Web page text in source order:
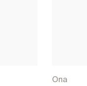
Ona